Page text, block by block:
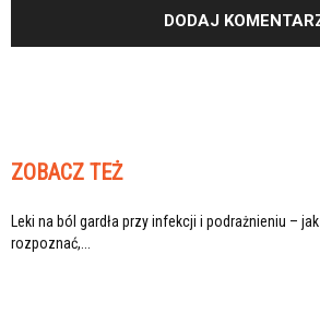
ZOBACZ TEŻ
Leki na ból gardła przy infekcji i podrażnieniu – jak
rozpoznać,...